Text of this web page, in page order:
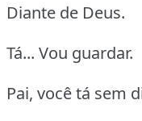
Diante de Deus.
Tá... Vou guardar.
Pai, você tá sem